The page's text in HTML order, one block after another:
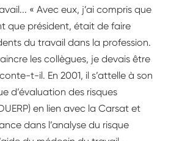
« Avec eux, j’ai compris que
que président, était de faire
du travail dans la profession.
les collègues, je devais être
t-il. En 2001, il s’attelle à son
d’évaluation des risques
en lien avec la Carsat et
dans l’analyse du risque